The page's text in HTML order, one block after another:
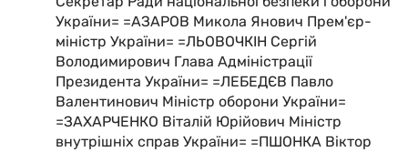
України= =АЗАРОВ Микола Янович Прем'єр-
міністр України= =ЛЬОВОЧКІН Сергій
Володимирович Глава Адміністрації
Президента України= =ЛЕБЕДЄВ Павло
Валентинович Міністр оборони України=
=ЗАХАРЧЕНКО Віталій Юрійович Міністр
внутрішніх справ України= =ПШОНКА Віктор